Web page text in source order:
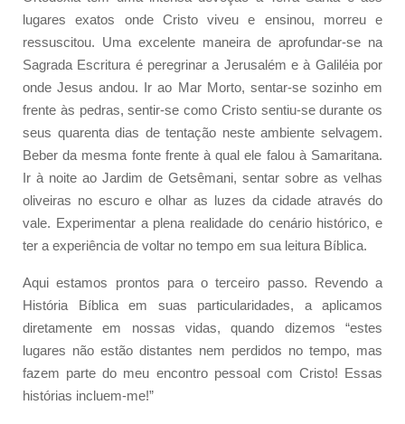
lugares exatos onde Cristo viveu e ensinou, morreu e
ressuscitou. Uma excelente maneira de aprofundar-se na
Sagrada Escritura é peregrinar a Jerusalém e à Galiléia por
onde Jesus andou. Ir ao Mar Morto, sentar-se sozinho em
frente às pedras, sentir-se como Cristo sentiu-se durante os
seus quarenta dias de tentação neste ambiente selvagem.
Beber da mesma fonte frente à qual ele falou à Samaritana.
Ir à noite ao Jardim de Getsêmani, sentar sobre as velhas
oliveiras no escuro e olhar as luzes da cidade através do
vale. Experimentar a plena realidade do cenário histórico, e
ter a experiência de voltar no tempo em sua leitura Bíblica.
Aqui estamos prontos para o terceiro passo. Revendo a
História Bíblica em suas particularidades, a aplicamos
diretamente em nossas vidas, quando dizemos “estes
lugares não estão distantes nem perdidos no tempo, mas
fazem parte do meu encontro pessoal com Cristo! Essas
histórias incluem-me!”